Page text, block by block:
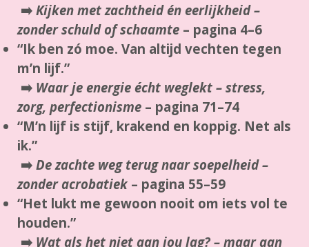
➡️ Kijken met zachtheid én eerlijkheid –
zonder schuld of schaamte – pagina 4–6
“Ik ben zó moe. Van altijd vechten tegen
m’n lijf.”
➡️ Waar je energie écht weglekt – stress,
zorg, perfectionisme – pagina 71–74
“M’n lijf is stijf, krakend en koppig. Net als
ik.”
➡️ De zachte weg terug naar soepelheid –
zonder acrobatiek– pagina 55–59
“Het lukt me gewoon nooit om iets vol te
houden.”
➡️ Wat als het niet aan jou lag? – maar aan